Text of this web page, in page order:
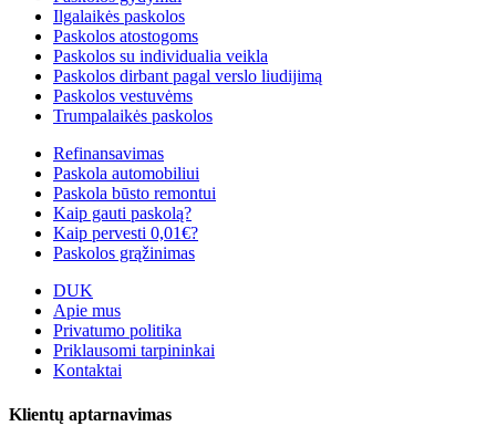
Ilgalaikės paskolos
Paskolos atostogoms
Paskolos su individualia veikla
Paskolos dirbant pagal verslo liudijimą
Paskolos vestuvėms
Trumpalaikės paskolos
Refinansavimas
Paskola automobiliui
Paskola būsto remontui
Kaip gauti paskolą?
Kaip pervesti 0,01€?
Paskolos grąžinimas
DUK
Apie mus
Privatumo politika
Priklausomi tarpininkai
Kontaktai
Klientų aptarnavimas